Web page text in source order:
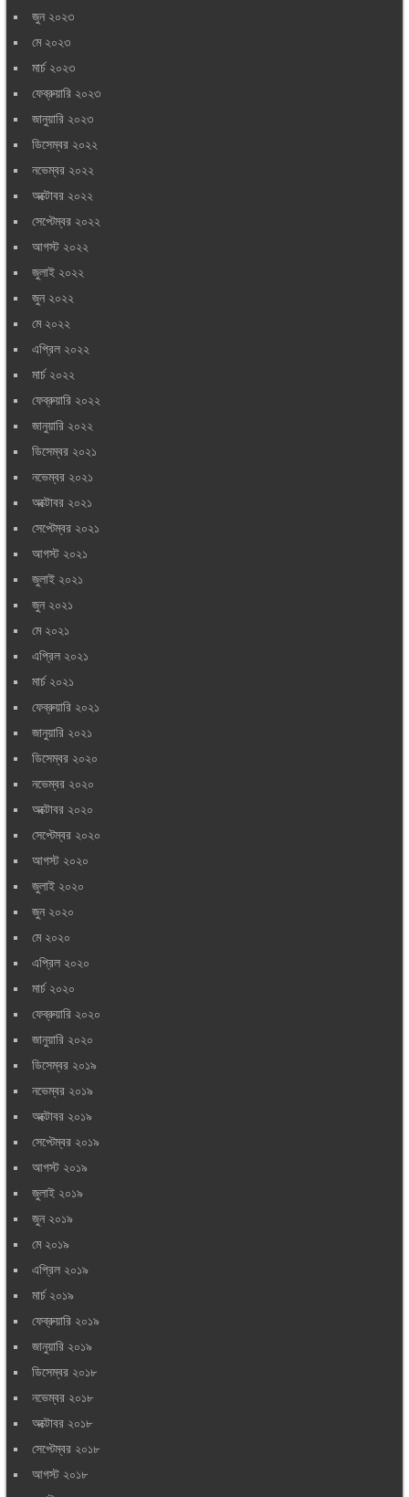
জুন ২০২৩
মে ২০২৩
মার্চ ২০২৩
ফেব্রুয়ারি ২০২৩
জানুয়ারি ২০২৩
ডিসেম্বর ২০২২
নভেম্বর ২০২২
অক্টোবর ২০২২
সেপ্টেম্বর ২০২২
আগস্ট ২০২২
জুলাই ২০২২
জুন ২০২২
মে ২০২২
এপ্রিল ২০২২
মার্চ ২০২২
ফেব্রুয়ারি ২০২২
জানুয়ারি ২০২২
ডিসেম্বর ২০২১
নভেম্বর ২০২১
অক্টোবর ২০২১
সেপ্টেম্বর ২০২১
আগস্ট ২০২১
জুলাই ২০২১
জুন ২০২১
মে ২০২১
এপ্রিল ২০২১
মার্চ ২০২১
ফেব্রুয়ারি ২০২১
জানুয়ারি ২০২১
ডিসেম্বর ২০২০
নভেম্বর ২০২০
অক্টোবর ২০২০
সেপ্টেম্বর ২০২০
আগস্ট ২০২০
জুলাই ২০২০
জুন ২০২০
মে ২০২০
এপ্রিল ২০২০
মার্চ ২০২০
ফেব্রুয়ারি ২০২০
জানুয়ারি ২০২০
ডিসেম্বর ২০১৯
নভেম্বর ২০১৯
অক্টোবর ২০১৯
সেপ্টেম্বর ২০১৯
আগস্ট ২০১৯
জুলাই ২০১৯
জুন ২০১৯
মে ২০১৯
এপ্রিল ২০১৯
মার্চ ২০১৯
ফেব্রুয়ারি ২০১৯
জানুয়ারি ২০১৯
ডিসেম্বর ২০১৮
নভেম্বর ২০১৮
অক্টোবর ২০১৮
সেপ্টেম্বর ২০১৮
আগস্ট ২০১৮